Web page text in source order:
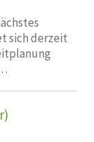
sich derzeit